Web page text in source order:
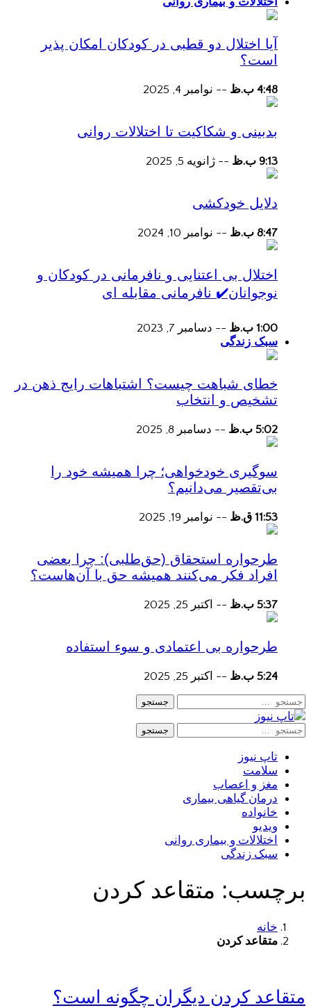
آیا اختلال دو قطبی در کودکان امکان پذیر
است؟
4:48 ب.ظ -- نوامبر 4, 2025
بدبینی و شکاکیت تا اختلالات روانی
9:13 ب.ظ -- ژانویه 5, 2025
دلایل خودکشی
8:47 ب.ظ -- نوامبر 10, 2024
اختلال بی اعتنایی و نافرمانی در کودکان و
نوجوانان✔️ نافرمانی مقابله ای
1:00 ب.ظ -- دسامبر 7, 2023
سبک زندگی
خطای شباهت چیست؟ اشتباهات رایج ذهن در
تشخیص و انتخاب
5:02 ب.ظ -- دسامبر 8, 2025
سوگیری خودخواهی؛ چرا همیشه خود را
بی‌تقصیر می‌دانیم؟
11:53 ق.ظ -- نوامبر 19, 2025
طرحواره استحقاق (حق‌طلبی): چرا بعضی
افراد فکر می‌کنند همیشه حق با آن‌هاست؟
5:37 ب.ظ -- اکتبر 25, 2025
طرحواره بی اعتمادی و سوء استفاده
5:24 ب.ظ -- اکتبر 25, 2025
جستجو
جستجو
تاپ نیوز
سلامت
مغز و اعصاب
درمان گیاهی بیماری
خانواده
ویدیو
اختلالات و بیماری روانی
سبک زندگی
برچسب: متقاعد کردن
خانه
متقاعد کردن
متقاعد کردن دیگران چگونه است؟